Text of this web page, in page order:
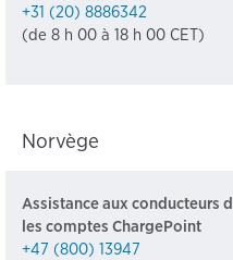
+31 (20) 8886342
(de 8 h 00 à 18 h 00 CET)
Norvège
Assistance aux conducteurs
les comptes ChargePoint
+47 (800) 13947